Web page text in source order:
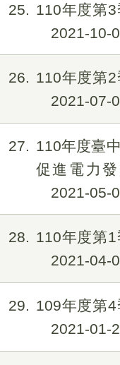
25
110年度第
2021-10-
26
110年度第
2021-07-
27
110年度臺
促進電力
2021-05-
28
110年度第
2021-04-
29
109年度第
2021-01-